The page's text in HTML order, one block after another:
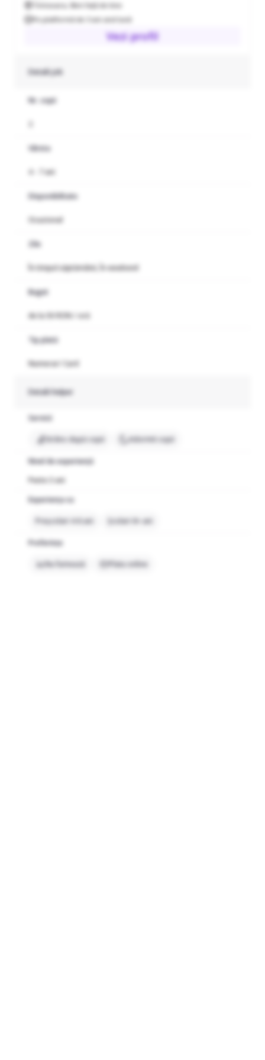
Suntem o familie frumoasă și respectuoasă. Mă aștept la
seriozitate, punctualitate, blândețe și comunicare.
Timisoara
0km față de tine
Pe platformă de 3 ani and lună
Vezi profil
Detalii job
Nr. copii
Vârsta
4 - 7 ani
Disponibilitate
Ocazional
Zile
În timpul săptămânii, În weekend
Buget
de la 50 RON / oră
Tip plată
Numerar/ Card
Detalii helper
Servicii
Strâns după copii Adormit copii
Nivel de experiență
Peste 3 ani
Experiența cu
Preșcolari 4-6 ani Școlari 6+ ani
Preferințe
Nu fumează Plata online